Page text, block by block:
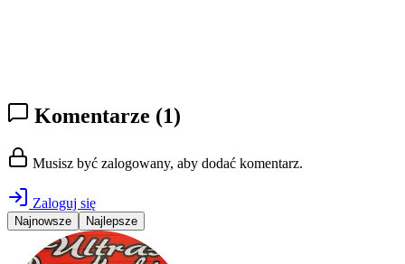
Komentarze (1)
Musisz być zalogowany, aby dodać komentarz.
Zaloguj się
Najnowsze Najlepsze